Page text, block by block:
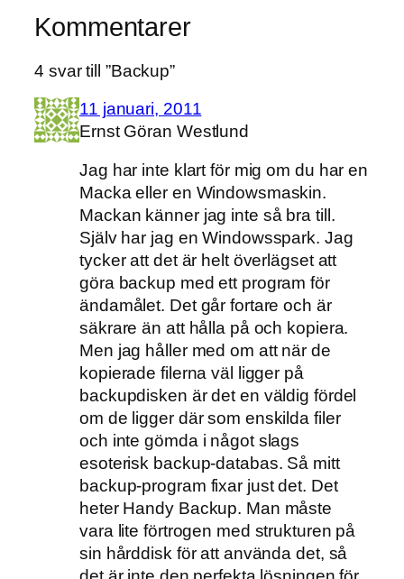
Kommentarer
4 svar till ”Backup”
11 januari, 2011
Ernst Göran Westlund
Jag har inte klart för mig om du har en
Macka eller en Windowsmaskin.
Mackan känner jag inte så bra till.
Själv har jag en Windowsspark. Jag
tycker att det är helt överlägset att
göra backup med ett program för
ändamålet. Det går fortare och är
säkrare än att hålla på och kopiera.
Men jag håller med om att när de
kopierade filerna väl ligger på
backupdisken är det en väldig fördel
om de ligger där som enskilda filer
och inte gömda i något slags
esoterisk backup-databas. Så mitt
backup-program fixar just det. Det
heter Handy Backup. Man måste
vara lite förtrogen med strukturen på
sin hårddisk för att använda det, så